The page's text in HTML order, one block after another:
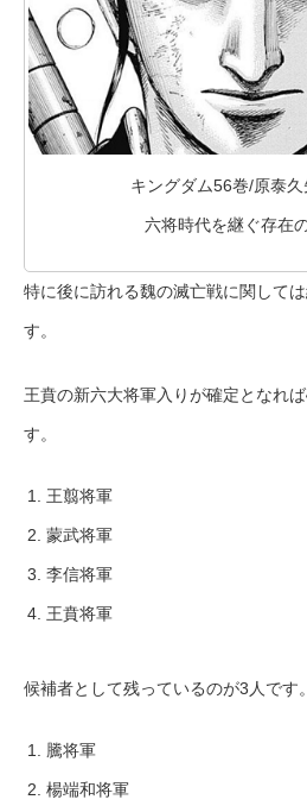
キングダム56巻/原泰
六将時代を継ぐ存在
特に後に訪れる魏の滅亡戦に関して
す。
王賁の新六大将軍入りが確定となれば
す。
王翦将軍
蒙武将軍
李信将軍
王賁将軍
候補者として残っているのが3人です。
騰将軍
楊端和将軍